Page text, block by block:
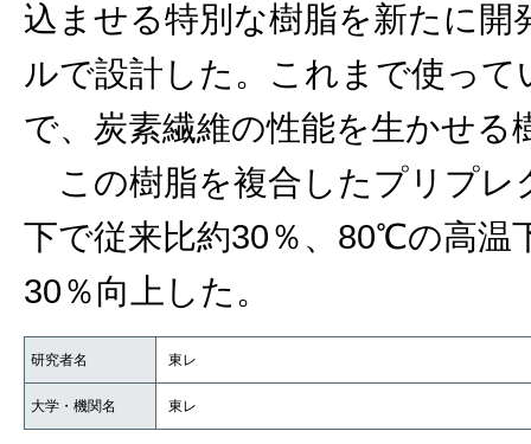
込ませる特別な樹脂を新たに
ルで設計した。これまで使っ
で、炭素繊維の性能を生かせる
この樹脂を複合したプリプレ
下で従来比約30％、80℃の高温
30％向上した。
研究者名 東レ
大学・機関名 東レ